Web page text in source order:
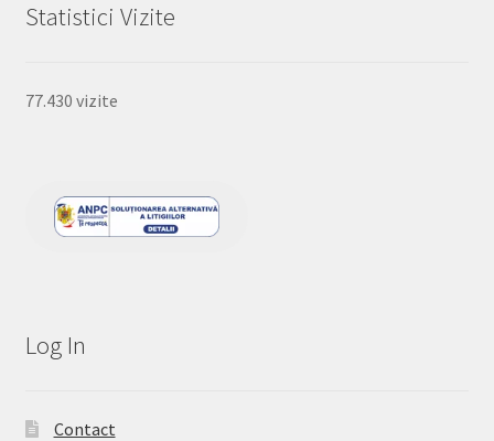
Statistici Vizite
77.430 vizite
Log In
Contact